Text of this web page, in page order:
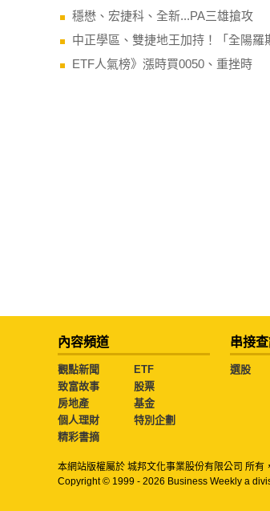
穩懋、宏捷科、全新...PA三雄搶攻
中正學區、雙捷地王加持！「全陽羅
ETF人氣榜》漲時買0050、重挫時
內容頻道
觀點新聞
ETF
致富故事
股票
房地產
基金
個人理財
特別企劃
精彩書摘
串接
選股
本網站版權屬於 城邦文化事業股份有限公司 所有
Copyright © 1999 - 2026 Business Weekly a